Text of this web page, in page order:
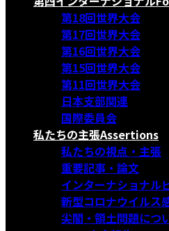
第18回世界大会
第17回世界大会
第16回世界大会
第15回世界大会
第11回世界大会
日本支部関連
国際委員会
私たちの主張Assertions
私たちの視点・主張
重要記事・論文
インターナショナル
新型コロナウイルス
尖閣・領土問題につ